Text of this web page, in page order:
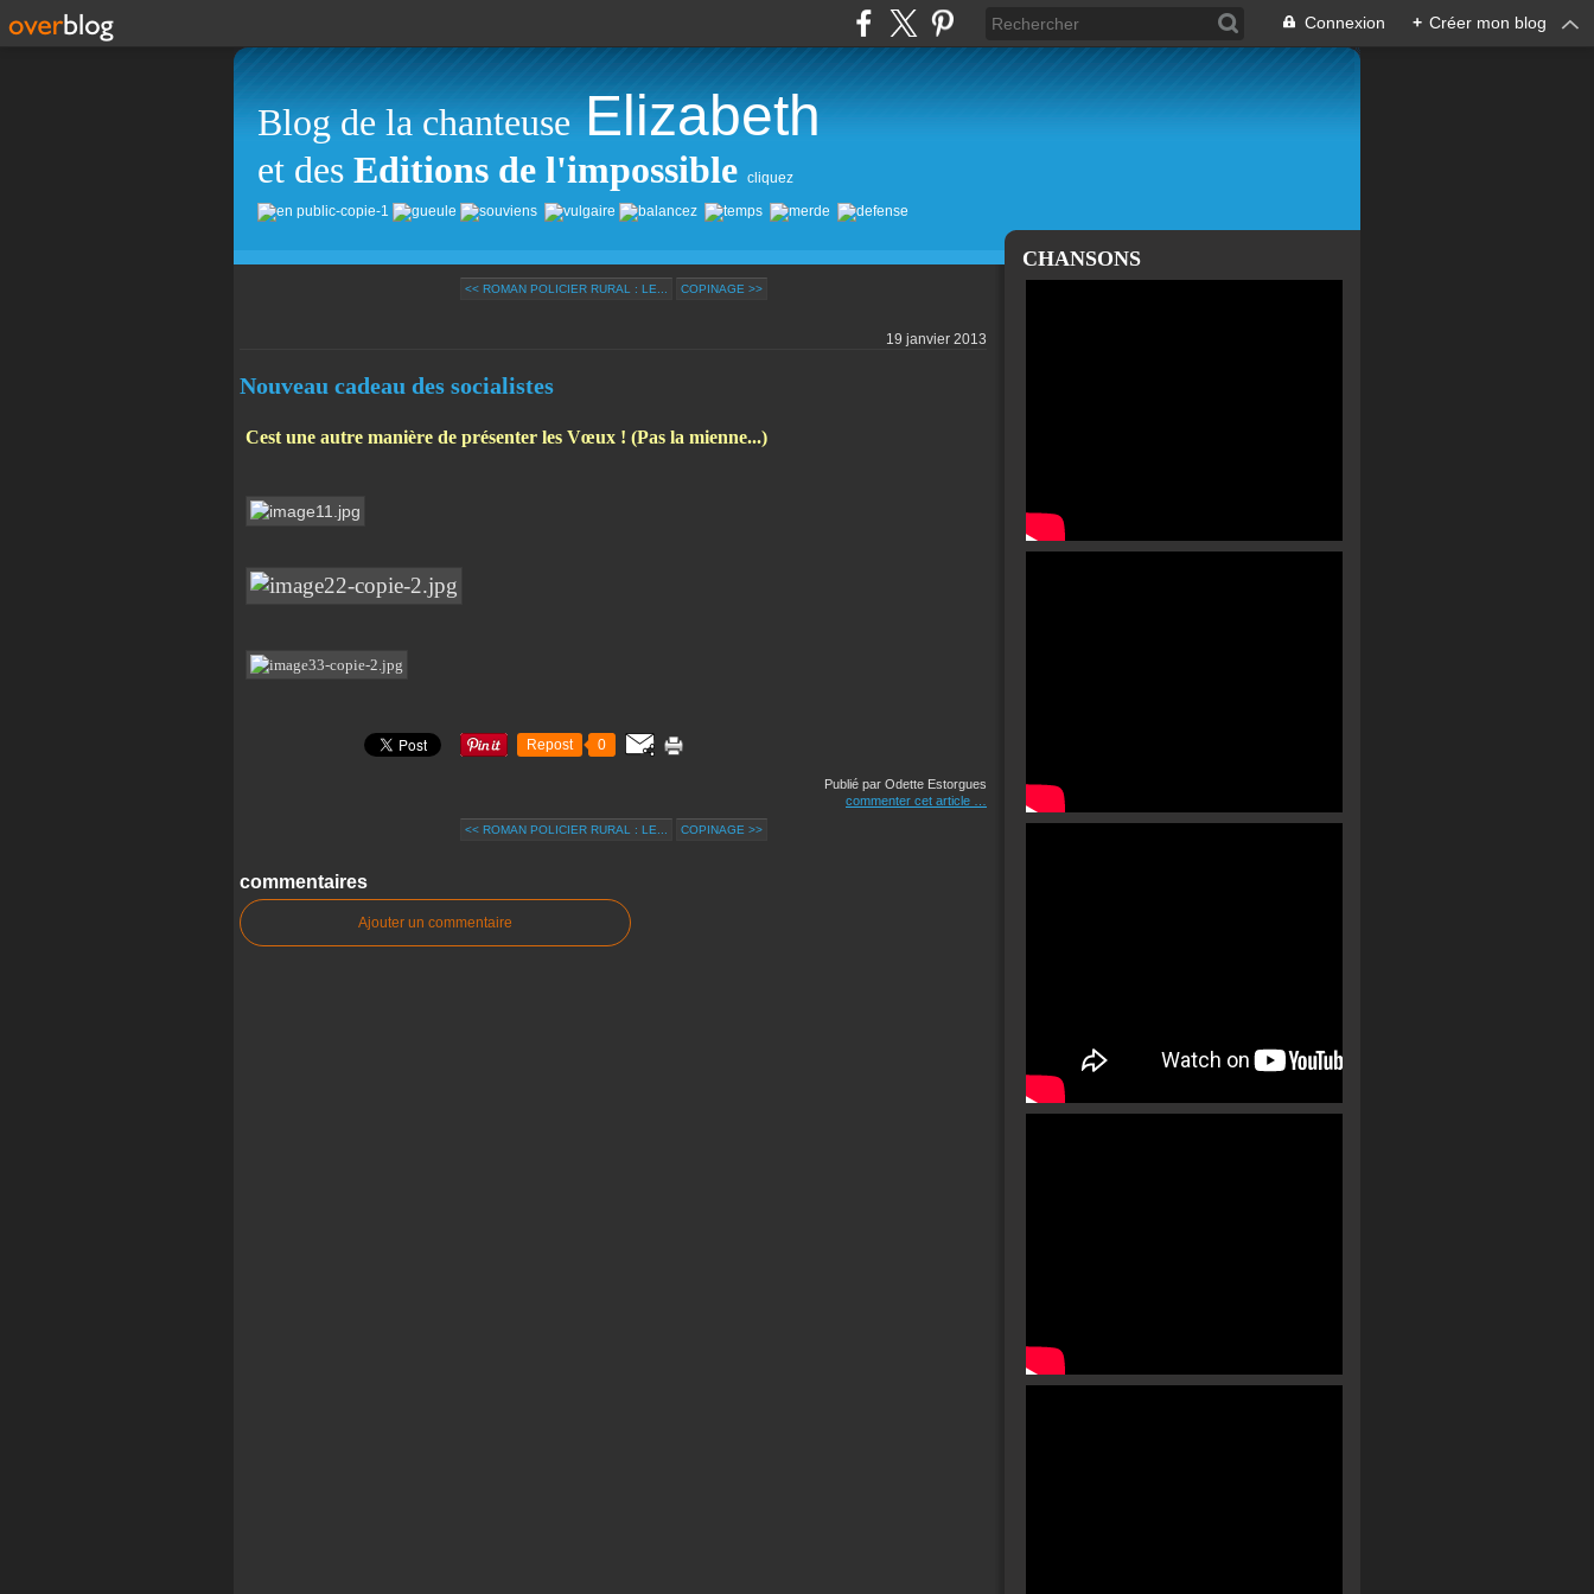
Connexion + Créer mon blog
Blog de la chanteuse Elizabeth
et des Editions de l'impossible cliquez
<< ROMAN POLICIER RURAL : LE... COPINAGE >>
19 janvier 2013
Nouveau cadeau des socialistes
Cest une autre manière de présenter les Vœux ! (Pas la mienne...)
Repost 0
Publié par Odette Estorgues
commenter cet article
<< ROMAN POLICIER RURAL : LE... COPINAGE >>
commentaires
Ajouter un commentaire
CHANSONS